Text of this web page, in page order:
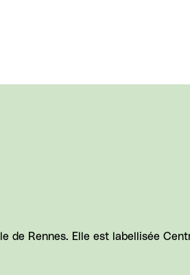
de Rennes. Elle est labellisée